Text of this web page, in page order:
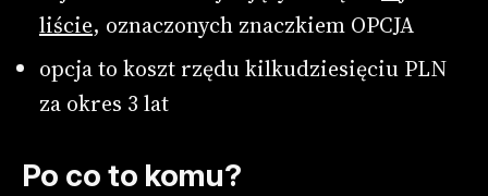
liście, oznaczonych znaczkiem OPCJA
opcja to koszt rzędu kilkudziesięciu PLN
za okres 3 lat
Po co to komu?